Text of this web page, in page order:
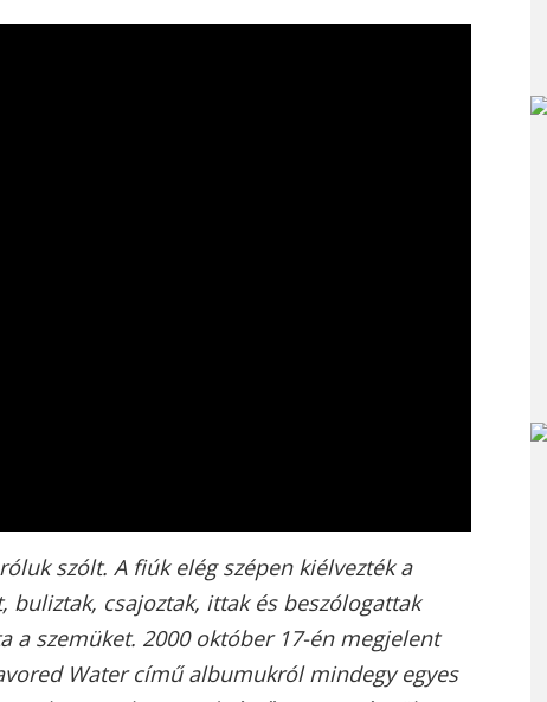
szólt. A fiúk elég szépen kiélvezték a
csajoztak, ittak és beszólogattak
a szemüket. 2000 október 17-én megjelent
Water című albumukról mindegy egyes